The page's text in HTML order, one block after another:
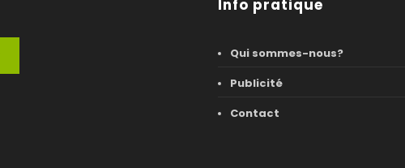
Info pratique
Qui sommes-nous?
Publicité
Contact